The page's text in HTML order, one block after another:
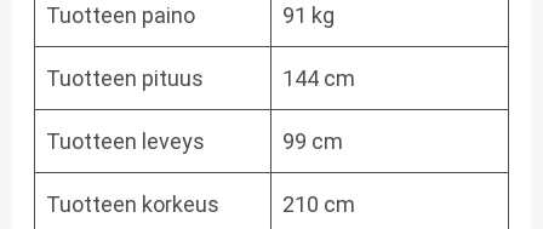
Tuotteen paino 91 kg
Tuotteen pituus 144 cm
Tuotteen leveys 99 cm
Tuotteen korkeus 210 cm